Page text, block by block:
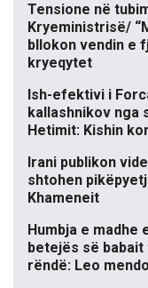
Tensione në
Kryeministrisë/
bllokon vendin e
kryeqytet
Ish-efektivi i
kallashnikov nga
Hetimit: Kishin
Irani publikon
shtohen
Khameneit
Humbja e madhe
betejës së babait
rëndë: Leo